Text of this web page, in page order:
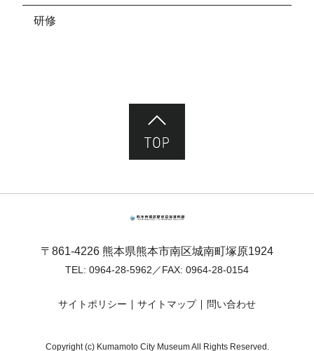
研修
〒861-4226 熊本県熊本市南区城南町塚原1924
TEL: 0964-28-5962 ／FAX: 0964-28-0154
サイトポリシー サイトマップ 問い合わせ
Copyright (c) Kumamoto City Museum All Rights Reserved.